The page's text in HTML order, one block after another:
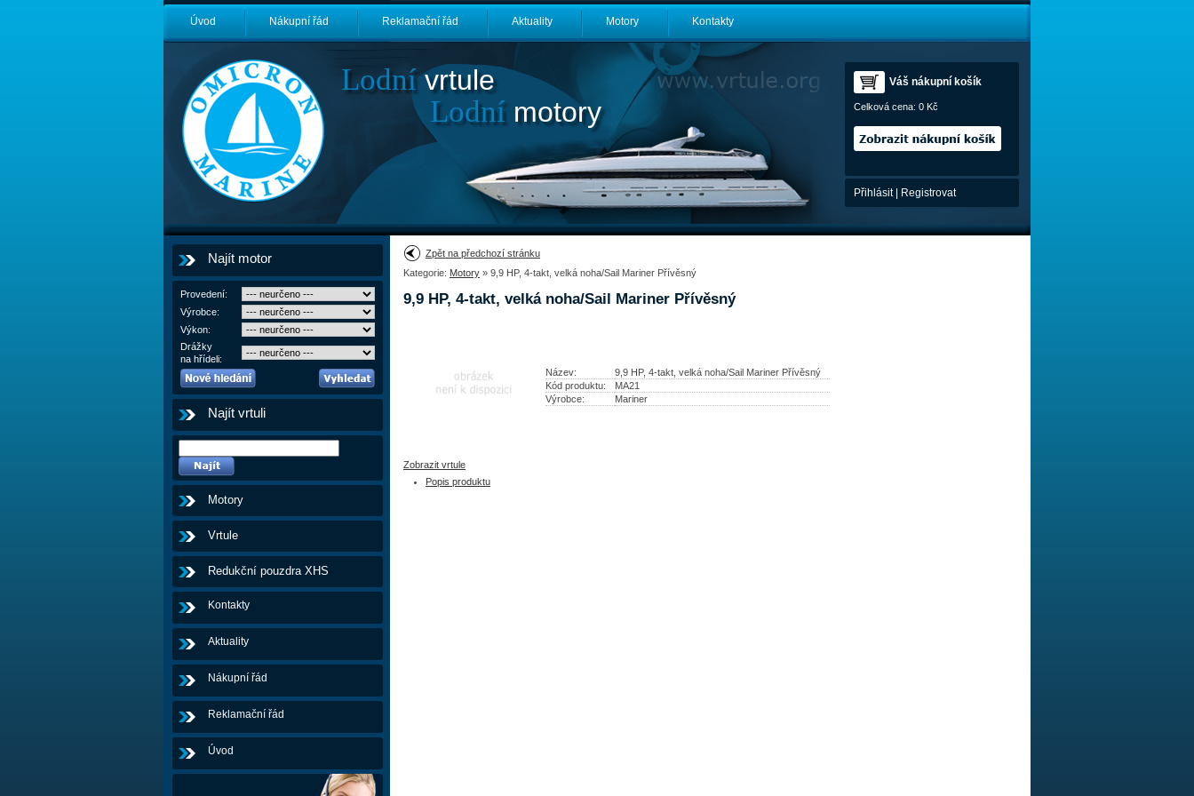
Úvod Nákupní řád Reklamační řád Aktuality Motory Kontakty
Lodnívrtule
Lodnímotory
Váš nákupní košík
Celková cena: 0 Kč
Přihlásit| Registrovat
Najít motor
Provedení:
Výrobce:
Výkon:
Drážky
na hřídeli:
Najít vrtuli
Motory
Vrtule
Redukční pouzdra XHS
Kontakty
Aktuality
Nákupní řád
Reklamační řád
Úvod
Zpět na předchozí stránku
Kategorie: Motory » 9,9 HP, 4-takt, velká noha/Sail Mariner Přívěsný
9,9 HP, 4-takt, velká noha/Sail Mariner Přívěsný
Název:
9,9 HP, 4-takt, velká noha/Sail Mariner Přívěsný
Kód produktu:
MA21
Výrobce:
Mariner
Zobrazit vrtule
Popis produktu